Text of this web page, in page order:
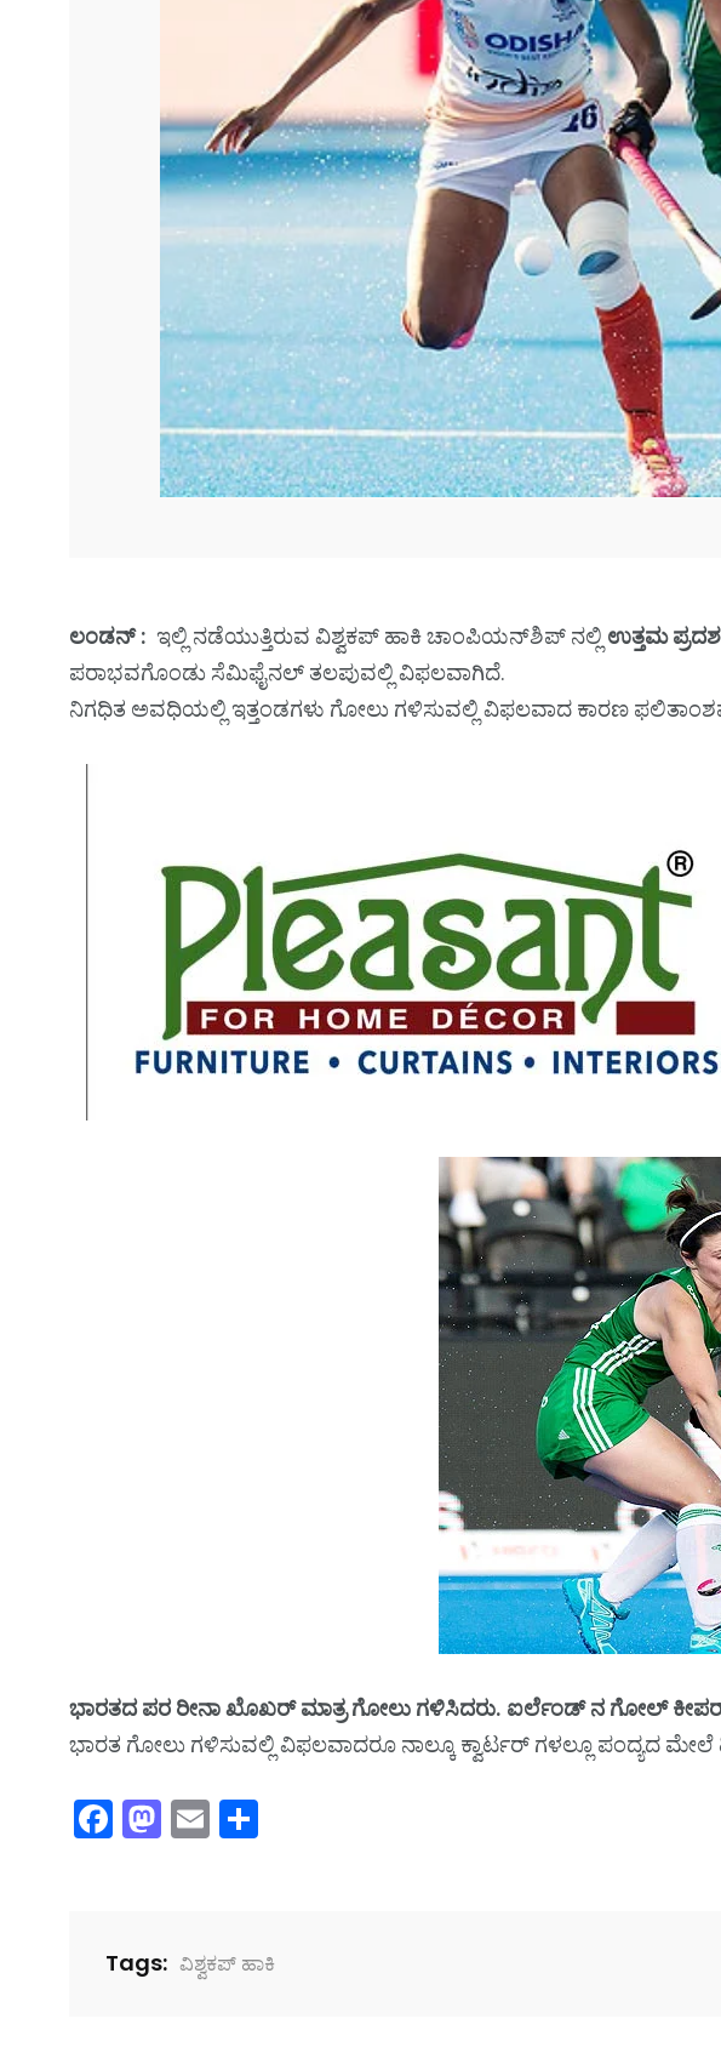
ಲಂಡನ್ : ಇಲ್ಲಿ ನಡೆಯುತ್ತಿರುವ ವಿಶ್ವಕಪ್ ಹಾಕಿ ಚಾಂಪಿಯನ್‌ಶಿಪ್ ನಲ್ಲಿ ಉತ್ತಮ
ಪರಾಭವಗೊಂಡು ಸೆಮಿಫೈನಲ್ ತಲಪುವಲ್ಲಿ ವಿಫಲವಾಗಿದೆ.
ನಿಗಧಿತ ಅವಧಿಯಲ್ಲಿ ಇತ್ತಂಡಗಳು ಗೋಲು ಗಳಿಸುವಲ್ಲಿ ವಿಫಲವಾದ ಕಾರಣ
ಭಾರತದ ಪರ ರೀನಾ ಖೊಖರ್ ಮಾತ್ರ ಗೋಲು ಗಳಿಸಿದರು. ಐರ್ಲೆಂಡ್ ನ ಗೋಲ್
ಭಾರತ ಗೋಲು ಗಳಿಸುವಲ್ಲಿ ವಿಫಲವಾದರೂ ನಾಲ್ಕೂ ಕ್ವಾರ್ಟರ್ ಗಳಲ್ಲೂ ಪಂದ್ಯದ
Facebook
Mastodon
Email
Tags: ವಿಶ್ವಕಪ್ ಹಾಕಿ